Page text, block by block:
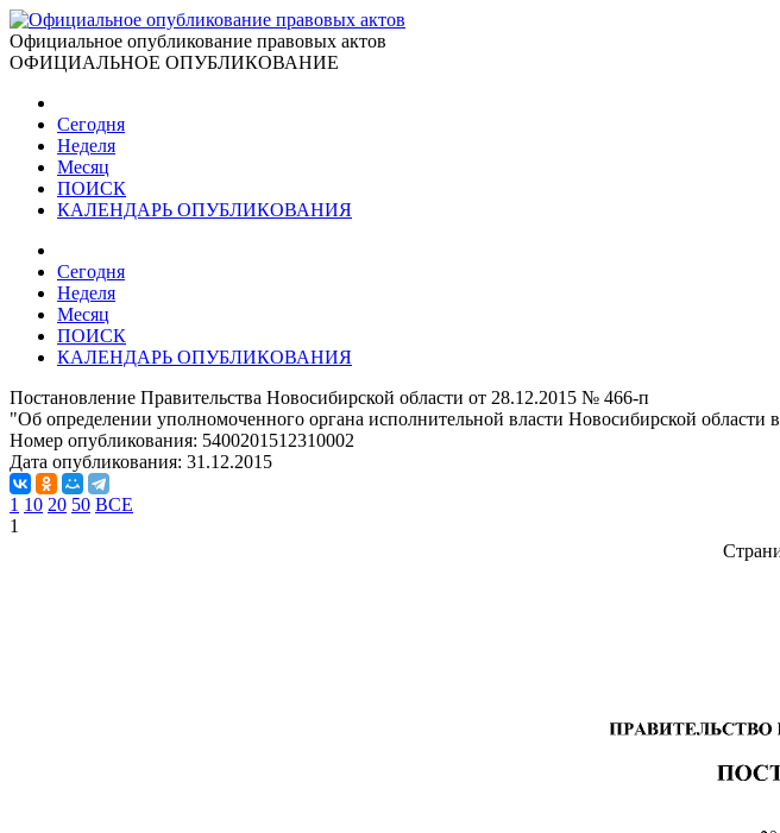
Официальное опубликование правовых актов
ОФИЦИАЛЬНОЕ ОПУБЛИКОВАНИЕ
Сегодня
Неделя
Месяц
ПОИСК
КАЛЕНДАРЬ ОПУБЛИКОВАНИЯ
Сегодня
Неделя
Месяц
ПОИСК
КАЛЕНДАРЬ ОПУБЛИКОВАНИЯ
Постановление Правительства Новосибирской области от 28.12.2015 № 466-п
"Об определении уполномоченного органа исполнительной власти Новосибирской области в
Номер опубликования: 5400201512310002
Дата опубликования: 31.12.2015
1 10 20 50 ВСЕ
1